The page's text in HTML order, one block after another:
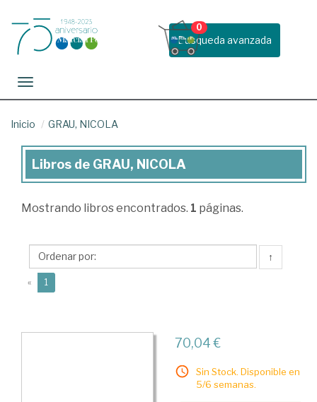
Busqueda avanzada
0
Toggle navigation
Inicio GRAU, NICOLA
Libros
GRAU,
Libros de GRAU, NICOLA
Mostrando libros encontrados. 1 páginas.
↑
« 1
70,04 €
Sin Stock. Disponible en
5/6 semanas.